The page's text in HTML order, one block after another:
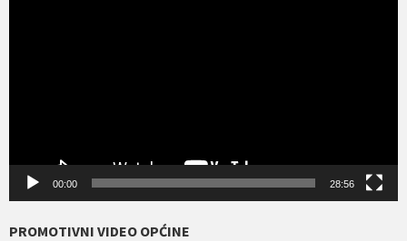
00:00 28:56
PROMOTIVNI VIDEO OPĆINE